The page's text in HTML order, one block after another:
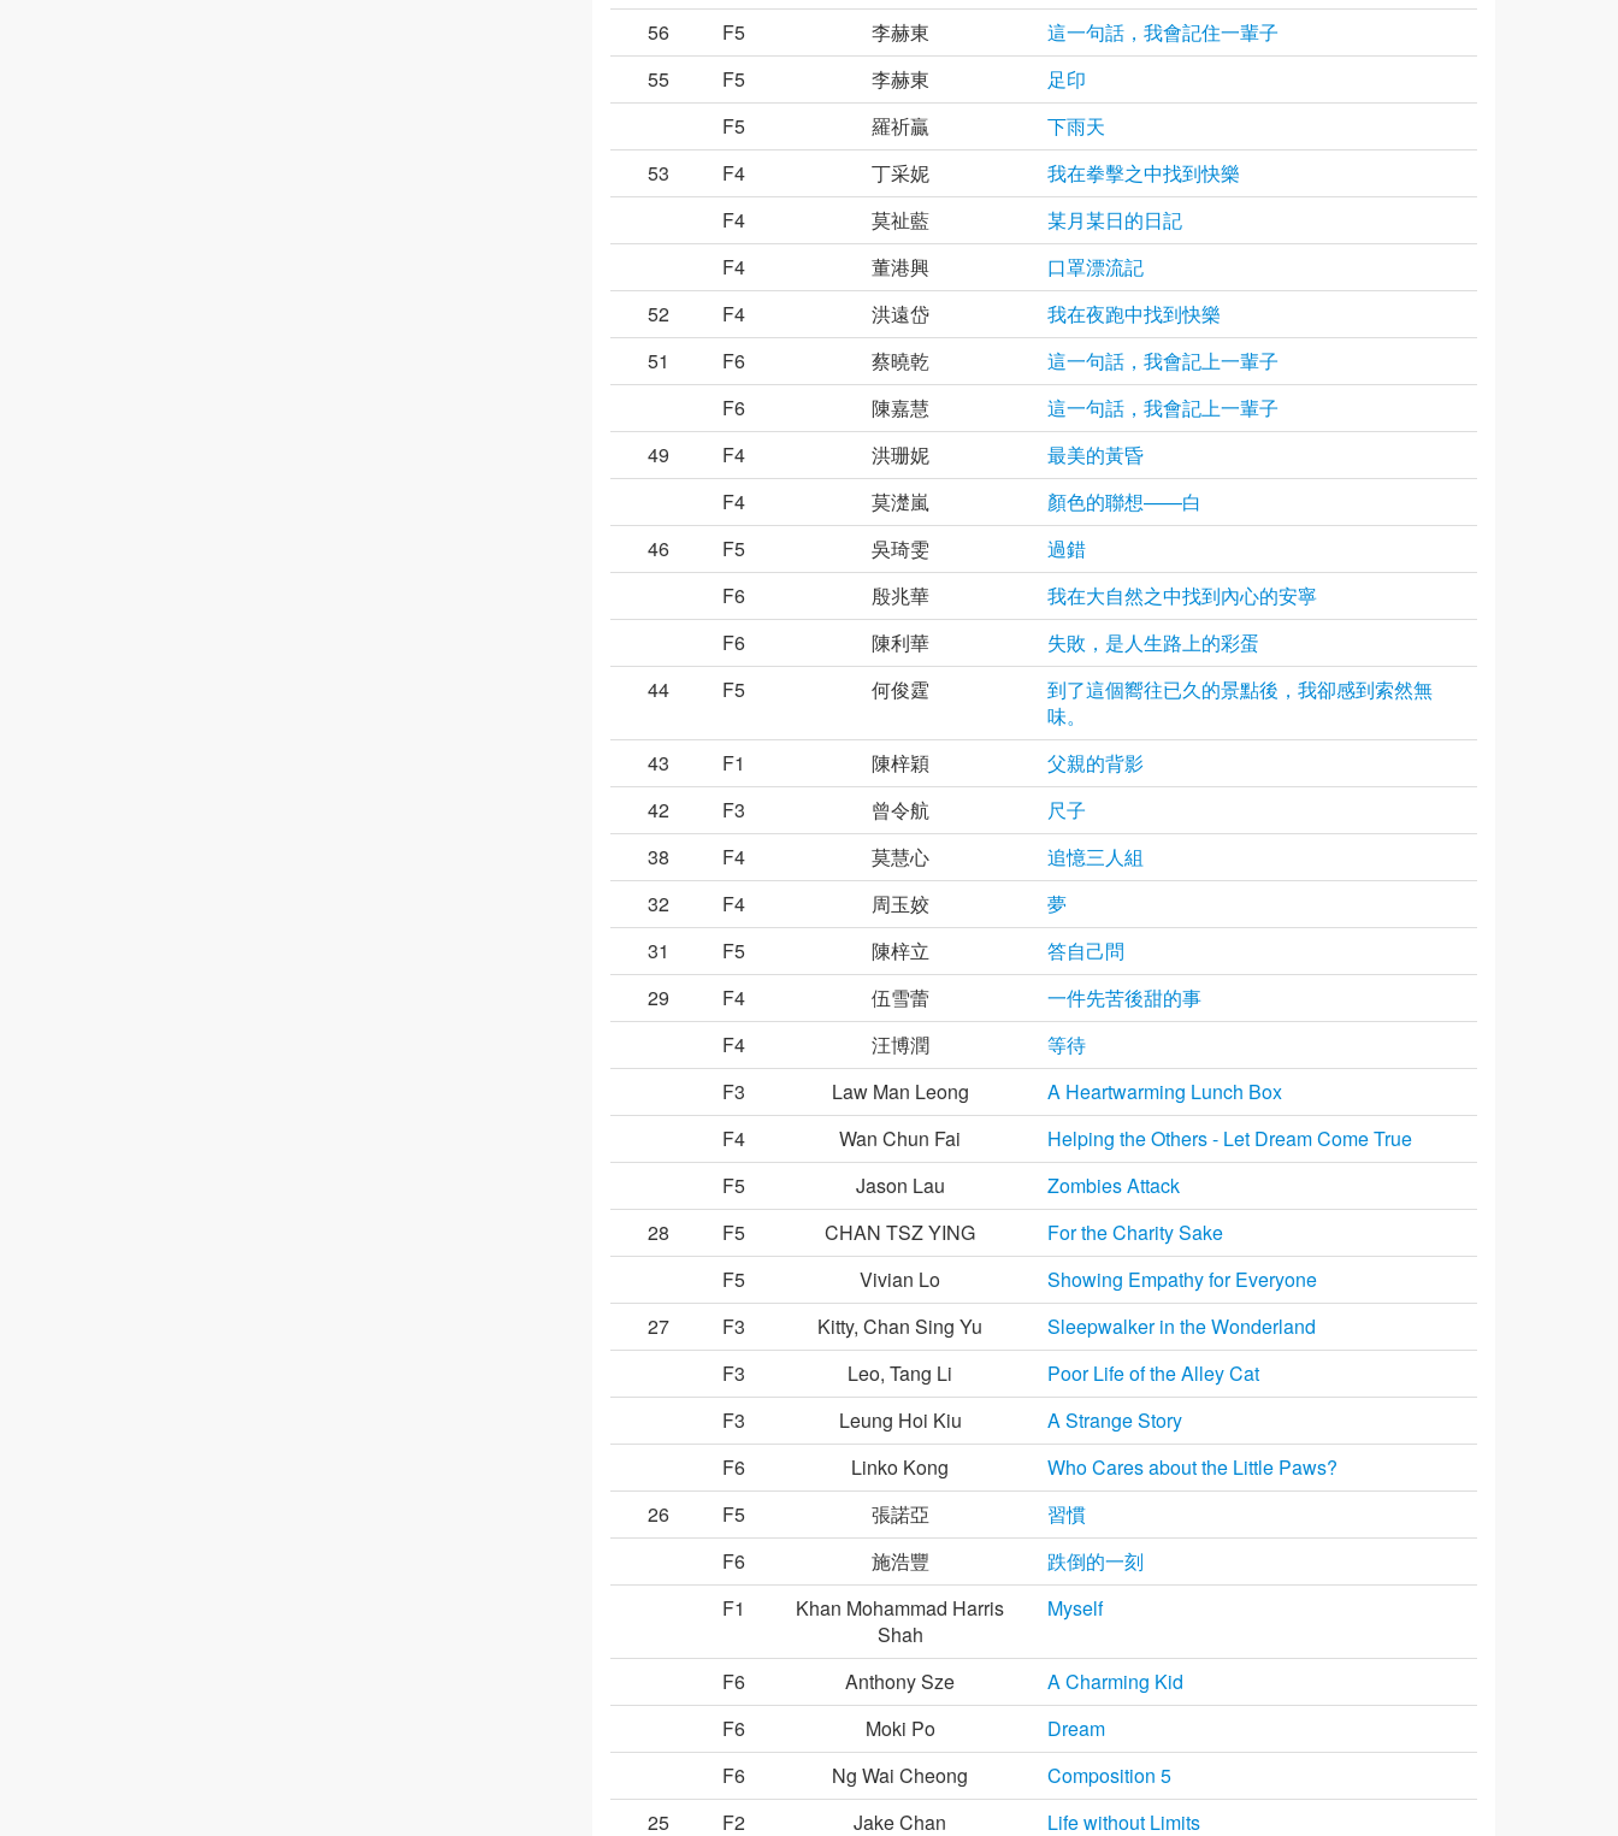
56
F5 李赫東
這一句話，我會記住一輩子
55
F5 李赫東
足印
F5
羅祈贏
下雨天
53
F4 丁采妮
我在拳擊之中找到快樂
F4
莫祉藍
某月某日的日記
F4
董港興
口罩漂流記
52
F4 洪遠岱
我在夜跑中找到快樂
51
F6 蔡曉乾
這一句話，我會記上一輩子
F6
陳嘉慧
這一句話，我會記上一輩子
49
F4 洪珊妮
最美的黃昏
F4
莫濋嵐
顏色的聯想——白
46
F5 吳琦雯
過錯
F6
殷兆華
我在大自然之中找到內心的安寧
F6
陳利華
失敗，是人生路上的彩蛋
44
F5 何俊霆
到了這個嚮往已久的景點後，我卻感到索然無
味。
43
F1 陳梓穎
父親的背影
42
F3 曾令航
尺子
38
F4 莫慧心
追憶三人組
32
F4 周玉姣
夢
31
F5 陳梓立
答自己問
29
F4 伍雪蕾
一件先苦後甜的事
F4
汪博潤
等待
F3
Law Man Leong
A Heartwarming Lunch Box
F4
Wan Chun Fai
Helping the Others - Let Dream Come True
F5
Jason Lau
Zombies Attack
28
F5 CHAN TSZ YING
For the Charity Sake
F5
Vivian Lo
Showing Empathy for Everyone
27
F3 Kitty, Chan Sing Yu
Sleepwalker in the Wonderland
F3
Leo, Tang Li
Poor Life of the Alley Cat
F3
Leung Hoi Kiu
A Strange Story
F6
Linko Kong
Who Cares about the Little Paws?
26
F5 張諾亞
習慣
F6
施浩豐
跌倒的一刻
F1
Khan Mohammad Harris
Shah
Myself
F6 Anthony Sze
A Charming Kid
F6
Moki Po
Dream
F6
Ng Wai Cheong
Composition 5
25
F2 Jake Chan Life without Limits